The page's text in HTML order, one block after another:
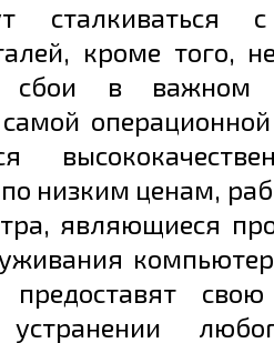
сталкиваться
кроме того,
сбои в важном
низким ценам,
являющиеся
предоставят